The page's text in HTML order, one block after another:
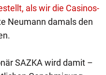
als wir die Casinos-
Neumann damals den
SAZKA wird damit –